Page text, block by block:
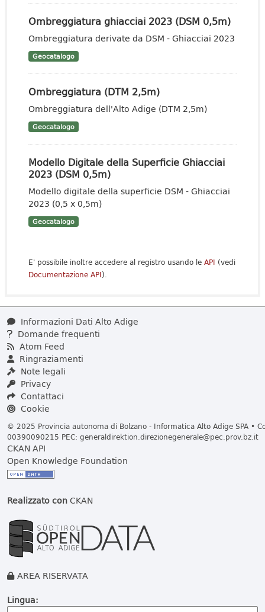
Ombreggiatura ghiacciai 2023 (DSM 0,5m)
Ombreggiatura derivate da DSM - Ghiacciai 2023
Geocatalogo
Ombreggiatura (DTM 2,5m)
Ombreggiatura dell'Alto Adige (DTM 2,5m)
Geocatalogo
Modello Digitale della Superficie Ghiacciai
2023 (DSM 0,5m)
Modello digitale della superficie DSM - Ghiacciai
2023 (0,5 x 0,5m)
Geocatalogo
E' possibile inoltre accedere al registro usando le API (vedi
Documentazione API).
Informazioni Dati Alto Adige
Domande frequenti
Atom Feed
Ringraziamenti
Note legali
Privacy
Contattaci
Cookie
© 2025 Provincia autonoma di Bolzano - Informatica Alto Adige SPA •
00390090215 PEC: generaldirektion.direzionegenerale@pec.prov.bz.it
CKAN API
Open Knowledge Foundation
Realizzato conCKAN
AREA RISERVATA
Lingua